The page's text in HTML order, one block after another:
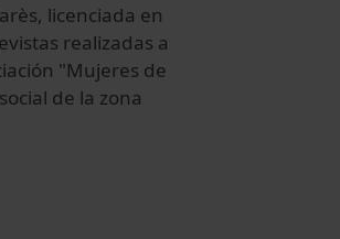
, licenciada en
realizadas a
"Mujeres de
de la zona